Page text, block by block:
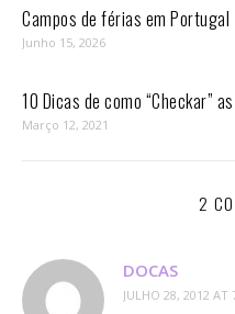
Campos de férias em Portugal
Junho 15, 2026
10 Dicas de como “Checkar”
Março 12, 2021
2
DOCAS
JULHO 28, 2012 AT